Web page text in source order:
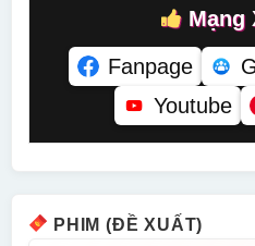
Mạng
Fanpage
Youtube
PHIM (ĐỀ XUẤT)